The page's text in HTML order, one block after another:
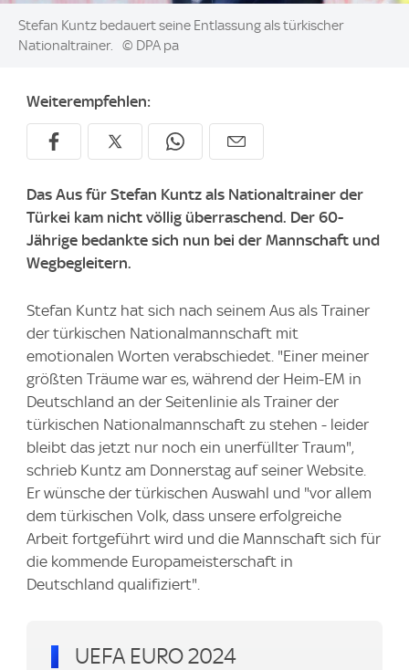
Image:
Stefan Kuntz bedauert seine Entlassung als türkischer
Nationaltrainer.
© DPA pa
Weiterempfehlen:
Das Aus für Stefan Kuntz als Nationaltrainer der
Türkei kam nicht völlig überraschend. Der 60-
Jährige bedankte sich nun bei der Mannschaft und
Wegbegleitern.
Stefan Kuntz hat sich nach seinem Aus als Trainer
der türkischen Nationalmannschaft mit
emotionalen Worten verabschiedet. "Einer meiner
größten Träume war es, während der Heim-EM in
Deutschland an der Seitenlinie als Trainer der
türkischen Nationalmannschaft zu stehen - leider
bleibt das jetzt nur noch ein unerfüllter Traum",
schrieb Kuntz am Donnerstag auf seiner Website.
Er wünsche der türkischen Auswahl und "vor allem
dem türkischen Volk, dass unsere erfolgreiche
Arbeit fortgeführt wird und die Mannschaft sich für
die kommende Europameisterschaft in
Deutschland qualifiziert".
UEFA EURO 2024